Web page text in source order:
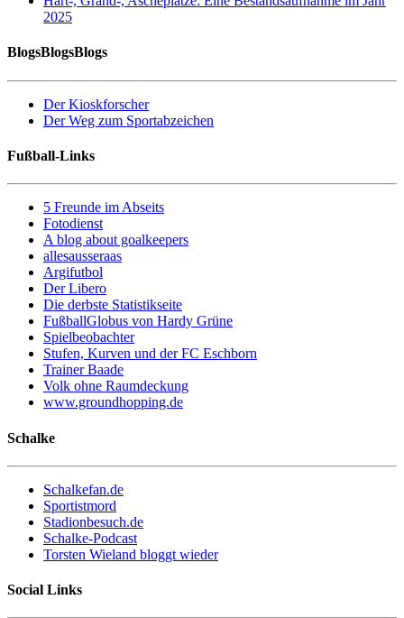
2025
BlogsBlogsBlogs
Der Kioskforscher
Der Weg zum Sportabzeichen
Fußball-Links
5 Freunde im Abseits
Fotodienst
A blog about goalkeepers
allesausseraas
Argifutbol
Der Libero
Die derbste Statistikseite
FußballGlobus von Hardy Grüne
Spielbeobachter
Stufen, Kurven und der FC Eschborn
Trainer Baade
Volk ohne Raumdeckung
www.groundhopping.de
Schalke
Schalkefan.de
Sportistmord
Stadionbesuch.de
Schalke-Podcast
Torsten Wieland bloggt wieder
Social Links